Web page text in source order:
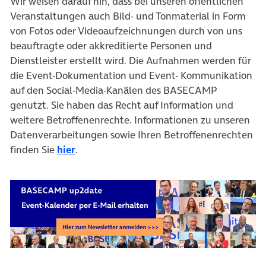
Veranstaltungen auch Bild- und Tonmaterial in Form
von Fotos oder Videoaufzeichnungen durch von uns
beauftragte oder akkreditierte Personen und
Dienstleister erstellt wird. Die Aufnahmen werden für
die Event-Dokumentation und Event- Kommunikation
auf den Social-Media-Kanälen des BASECAMP
genutzt. Sie haben das Recht auf Information und
weitere Betroffenenrechte. Informationen zu unseren
Datenverarbeitungen sowie Ihren Betroffenenrechten
finden Sie hier.